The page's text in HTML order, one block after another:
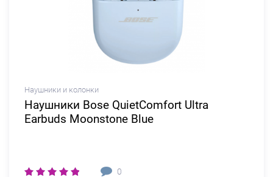
Наушники и колонки
Наушники Bose QuietComfort Ultra
Earbuds Moonstone Blue
0